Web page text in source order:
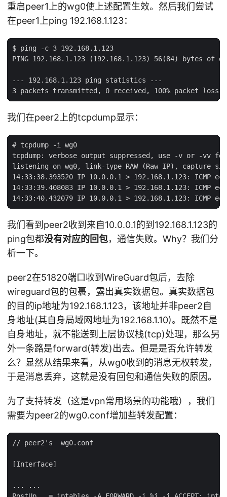
重启peer1上的wg0使上述配置生效。然后我们尝试
在peer1上ping 192.168.1.123：
$ ping -c 3 192.168.1.123
PING 192.168.1.123 (192.168.1.123) 56(84) bytes of
--- 192.168.1.123 ping statistics ---
我们在peer2上的tcpdump显示：
# tcpdump -i wg0
tcpdump: verbose output suppressed, use -v or -vv
listening on wg0, link-type RAW (Raw IP), capture
14:33:38.393520 IP 10.0.0.1 > 192.168.1.123: ICMP
14:33:39.408083 IP 10.0.0.1 > 192.168.1.123: ICMP
我们看到peer2收到来自10.0.0.1的到192.168.1.123的
ping包都没有对应的回包，通信失败。Why？我们分
析一下。
peer2在51820端口收到WireGuard包后，去除
wireguard包的包裹，露出真实数据包。真实数据包
的目的ip地址为192.168.1.123，该地址并非peer2自
身地址(其自身局域网地址为192.168.1.10)。既然不是
自身地址，就不能送到上层协议栈(tcp)处理，那么另
外一条路是forward(转发)出去。但是是否允许转发
么？显然从结果来看，从wg0收到的消息无权转发，
于是消息丢弃，这就是没有回包和通信失败的原因。
为了支持转发（这是vpn常用场景的功能哦），我们
需要为peer2的wg0.conf增加些转发配置：
// peer2's  wg0.conf
[Interface]
... ...